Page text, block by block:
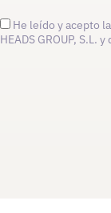
He leído y acepto
HEADS GROUP,